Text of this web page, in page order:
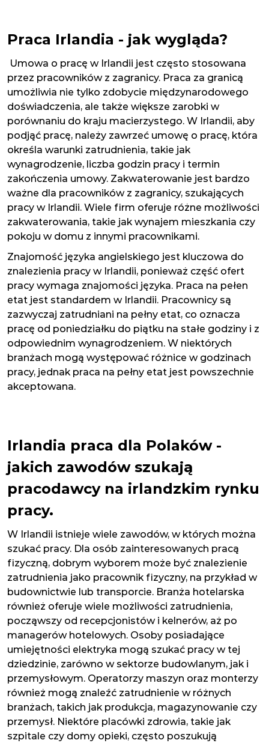
Praca Irlandia - jak wygląda?
Umowa o pracę w Irlandii jest często stosowana
przez pracowników z zagranicy. Praca za granicą
umożliwia nie tylko zdobycie międzynarodowego
doświadczenia, ale także większe zarobki w
porównaniu do kraju macierzystego. W Irlandii, aby
podjąć pracę, należy zawrzeć umowę o pracę, która
określa warunki zatrudnienia, takie jak
wynagrodzenie, liczba godzin pracy i termin
zakończenia umowy. Zakwaterowanie jest bardzo
ważne dla pracowników z zagranicy, szukających
pracy w Irlandii. Wiele firm oferuje różne możliwości
zakwaterowania, takie jak wynajem mieszkania czy
pokoju w domu z innymi pracownikami.
Znajomość języka angielskiego jest kluczowa do
znalezienia pracy w Irlandii, ponieważ część ofert
pracy wymaga znajomości języka. Praca na pełen
etat jest standardem w Irlandii. Pracownicy są
zazwyczaj zatrudniani na pełny etat, co oznacza
pracę od poniedziałku do piątku na stałe godziny i z
odpowiednim wynagrodzeniem. W niektórych
branżach mogą występować różnice w godzinach
pracy, jednak praca na pełny etat jest powszechnie
akceptowana.
Irlandia praca dla Polaków -
jakich zawodów szukają
pracodawcy na irlandzkim rynku
pracy.
W Irlandii istnieje wiele zawodów, w których można
szukać pracy. Dla osób zainteresowanych pracą
fizyczną, dobrym wyborem może być znalezienie
zatrudnienia jako pracownik fizyczny, na przykład w
budownictwie lub transporcie. Branża hotelarska
również oferuje wiele możliwości zatrudnienia,
począwszy od recepcjonistów i kelnerów, aż po
managerów hotelowych. Osoby posiadające
umiejętności elektryka mogą szukać pracy w tej
dziedzinie, zarówno w sektorze budowlanym, jak i
przemysłowym. Operatorzy maszyn oraz monterzy
również mogą znaleźć zatrudnienie w różnych
branżach, takich jak produkcja, magazynowanie czy
przemysł. Niektóre placówki zdrowia, takie jak
szpitale czy domy opieki, często poszukują